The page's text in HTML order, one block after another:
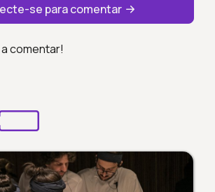
se para comentar
comentar!